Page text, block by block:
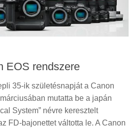
EOS rendszere
35-ik születésnapját a Canon
mutatta be a japán
System” névre keresztelt
FD-bajonettet váltotta le. A Canon